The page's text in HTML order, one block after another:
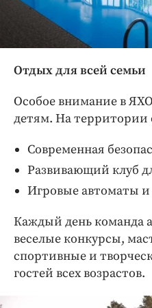
Отдых для всей семьи
Особое внимание в
детям. На территории
Современная
Развивающий клуб
Игровые автоматы
Каждый день команда
веселые конкурсы,
спортивные и
гостей всех возрастов.